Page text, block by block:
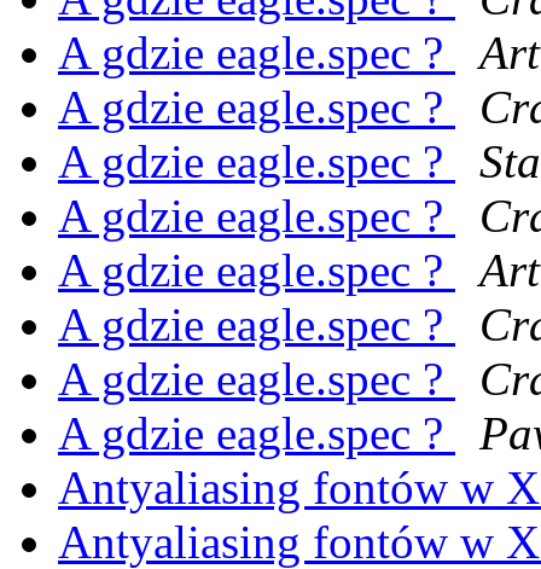
A gdzie eagle.spec ?
A gdzie eagle.spec ?
A gdzie eagle.spec ?
A gdzie eagle.spec ?
A gdzie eagle.spec ?
A gdzie eagle.spec ?
A gdzie eagle.spec ?
A gdzie eagle.spec ?
Antyaliasing fontów w
Antyaliasing fontów w